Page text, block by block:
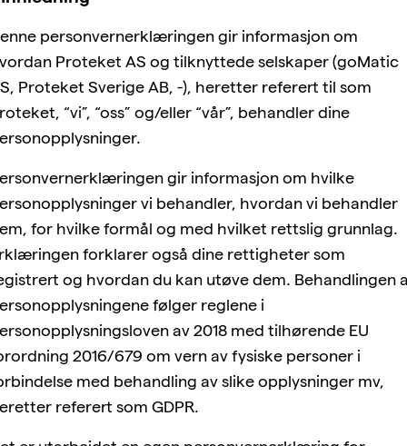
personvernerklæringen gir informasjon om
Proteket AS og tilknyttede selskaper (goMatic
Proteket Sverige AB, -), heretter referert til som
“vi”, “oss” og/eller “vår”, behandler dine
gir informasjon om hvilke
vi behandler, hvordan vi behandler
for hvilke formål og med hvilket rettslig grunnlag.
forklarer også dine rettigheter som
og hvordan du kan utøve dem. Behandlingen
følger reglene i
av 2018 med tilhørende EU
2016/679 om vern av fysiske personer i
med behandling av slike opplysninger mv,
referert som GDPR.